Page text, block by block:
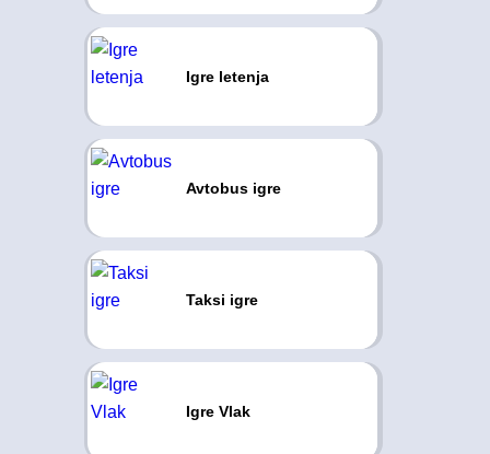
Igre letenja
Avtobus igre
Taksi igre
Igre Vlak